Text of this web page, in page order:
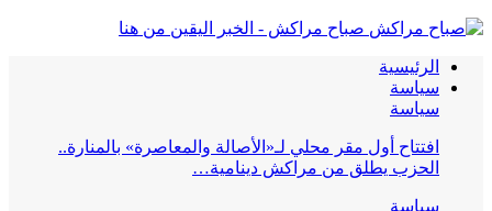
صباح مراكش - الخبر اليقين من هنا
الرئيسية
سياسة
سياسة
افتتاح أول مقر محلي لـ«الأصالة والمعاصرة» بالمنارة..
الحزب يطلق من مراكش دينامية…
سياسة